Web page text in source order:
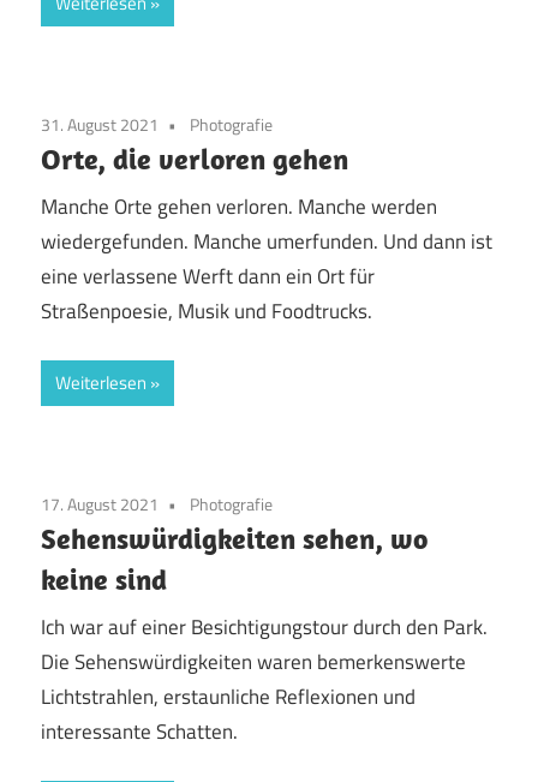
31. August 2021 Photografie
Orte, die verloren gehen
Manche Orte gehen verloren. Manche werden
wiedergefunden. Manche umerfunden. Und dann ist
eine verlassene Werft dann ein Ort für
Straßenpoesie, Musik und Foodtrucks.
Weiterlesen
17. August 2021 Photografie
Sehenswürdigkeiten sehen, wo
keine sind
Ich war auf einer Besichtigungstour durch den Park.
Die Sehenswürdigkeiten waren bemerkenswerte
Lichtstrahlen, erstaunliche Reflexionen und
interessante Schatten.